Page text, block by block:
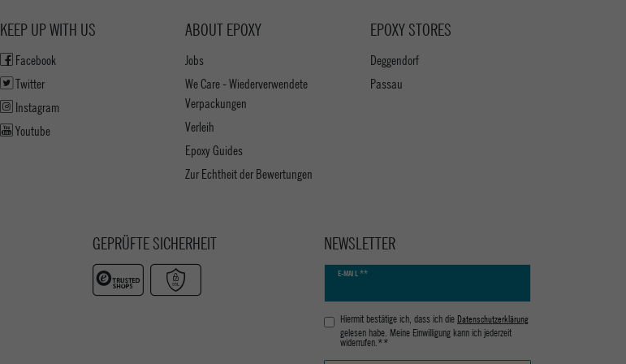
ABOUT EPOXY
Jobs
We Care - Wiederverwendete
Verpackungen
Verleih
Epoxy Guides
Zur Echtheit der Bewertungen
EPOXY STORES
Deggendorf
Passau
KEEP UP WITH US
Facebook
Twitter
Instagram
Youtube
GEPRÜFTE SICHERHEIT NEWSLETTER
E-MAIL **
Newsletter
Hiermit bestätige ich, dass ich die Daten­schutz­erklärung
gelesen habe. Meine Einwilligung kann ich jederzeit
widerrufen.**